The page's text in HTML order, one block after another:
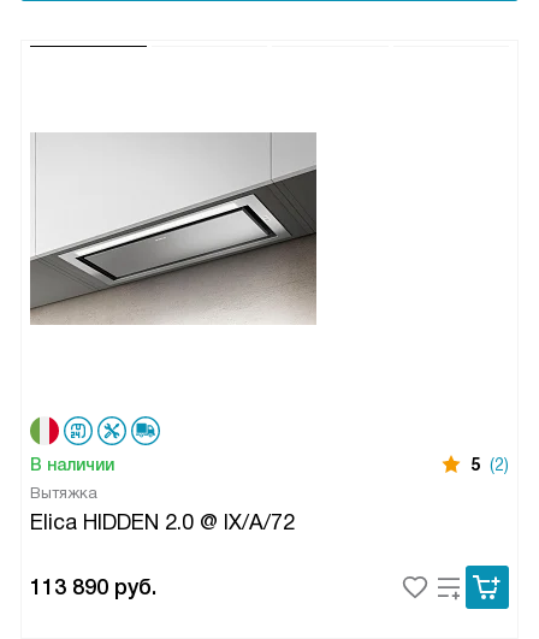
В наличии 5 (2)
Вытяжка
Elica HIDDEN 2.0 @ IX/A/72
113 890 руб.